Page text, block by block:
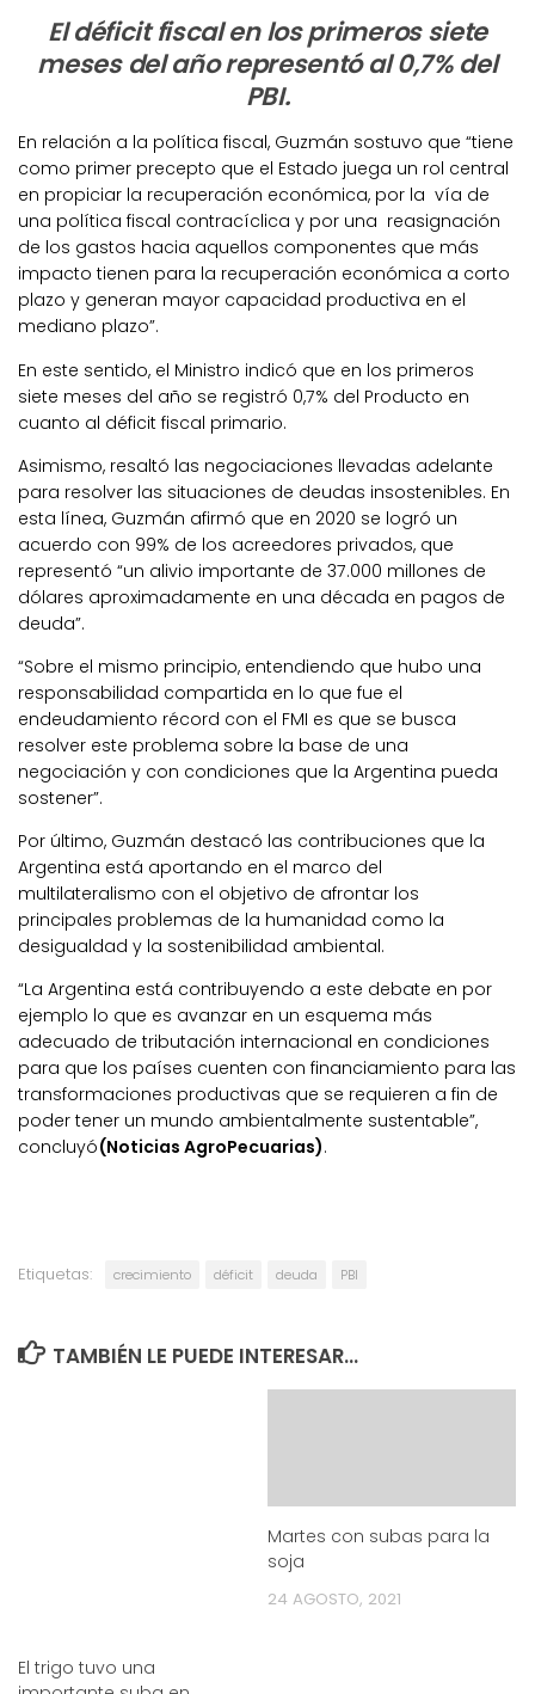
El déficit fiscal en los primeros siete
meses del año representó al 0,7% del
PBI.
En relación a la política fiscal, Guzmán sostuvo que “tiene
como primer precepto que el Estado juega un rol central
en propiciar la recuperación económica, por la vía de
una política fiscal contracíclica y por una reasignación
de los gastos hacia aquellos componentes que más
impacto tienen para la recuperación económica a corto
plazo y generan mayor capacidad productiva en el
mediano plazo”.
En este sentido, el Ministro indicó que en los primeros
siete meses del año se registró 0,7% del Producto en
cuanto al déficit fiscal primario.
Asimismo, resaltó las negociaciones llevadas adelante
para resolver las situaciones de deudas insostenibles. En
esta línea, Guzmán afirmó que en 2020 se logró un
acuerdo con 99% de los acreedores privados, que
representó “un alivio importante de 37.000 millones de
dólares aproximadamente en una década en pagos de
deuda”.
“Sobre el mismo principio, entendiendo que hubo una
responsabilidad compartida en lo que fue el
endeudamiento récord con el FMI es que se busca
resolver este problema sobre la base de una
negociación y con condiciones que la Argentina pueda
sostener”.
Por último, Guzmán destacó las contribuciones que la
Argentina está aportando en el marco del
multilateralismo con el objetivo de afrontar los
principales problemas de la humanidad como la
desigualdad y la sostenibilidad ambiental.
“La Argentina está contribuyendo a este debate en por
ejemplo lo que es avanzar en un esquema más
adecuado de tributación internacional en condiciones
para que los países cuenten con financiamiento para las
transformaciones productivas que se requieren a fin de
poder tener un mundo ambientalmente sustentable”,
concluyó(Noticias AgroPecuarias).
Etiquetas: crecimiento déficit deuda PBI
TAMBIÉN LE PUEDE INTERESAR...
El trigo tuvo una
Martes con subas para la
soja
24 AGOSTO, 2021